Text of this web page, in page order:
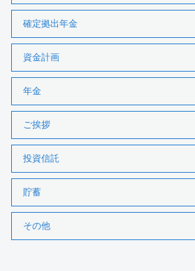
確定拠出年金
資金計画
年金
ご挨拶
投資信託
貯蓄
その他